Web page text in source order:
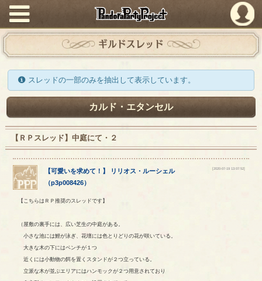
PandoraPartyProject
ギルドスレッド
スレッドの一部のみを抽出して表示しています。
カルド・エタンセル
【ＲＰスレッド】中庭にて・２
【可愛いを求めて！ 】 リリオス ・ ルーシェル
（p3p008426）
[2020-07-19 13:07:52]
【こちらはＲＰ推奨のスレッドです】
（屋敷の裏手には、広い芝生の中庭がある。
小さな池には鯉が泳ぎ、花壇には色とりどりの花が咲いている。
大きな木の下にはベンチが１つ
近くには小動物の餌を置くスタンドが２つ立っている。
立派な木が並ぶエリアにはハンモックが２つ用意されており